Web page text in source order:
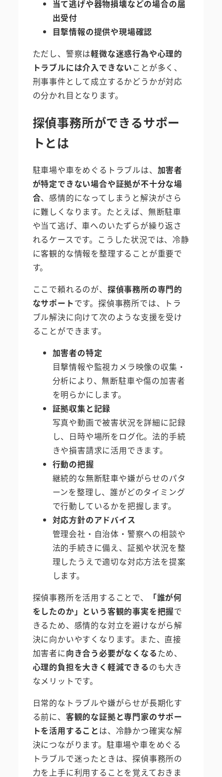
当て逃げや器物損壊などの場合の届
出受付
目撃情報の提供や現場確認
ただし、警察は軽微な迷惑行為や心理的
トラブルには介入できないことが多く、
刑事事件として成立するかどうかが対応
の分かれ目となります。
探偵事務所ができるサポー
トとは
駐車場や車をめぐるトラブルは、 加害者
が特定できない場合や証拠が不十分な場
合、感情的になってしまうと解決がさら
に難しくなります。たとえば、無断駐車
や当て逃げ、車へのいたずらが繰り返さ
れるケースです。こうした状況では、冷静
に客観的な情報を整理することが重要で
す。
ここで頼れるのが、 探偵事務所の専門的
なサポートです。探偵事務所では、トラ
ブル解決に向けて次のような支援を受け
ることができます。
加害者の特定
目撃情報や監視カメラ映像の収集・
分析により、無断駐車や傷の加害者
を明らかにします。
証拠収集と記録
写真や動画で被害状況を詳細に記録
し、日時や場所をログ化。法的手続
きや損害請求に活用できます。
行動の把握
継続的な無断駐車や嫌がらせのパタ
ーンを整理し、誰がどのタイミング
で行動しているかを把握します。
対応方針のアドバイス
管理会社・自治体・警察への相談や
法的手続きに備え、証拠や状況を整
理したうえで適切な対応方法を提案
します。
探偵事務所を活用することで、
「誰が何
をしたのか」という客観的事実を把握で
きるため、感情的な対立を避けながら解
決に向かいやすくなります。また、直接
加害者に向き合う必要がなくなるため、
心理的負担を大きく軽減できるのも大き
なメリットです。
日常的なトラブルや嫌がらせが長期化す
る前に、 客観的な証拠と専門家のサポー
トを活用することは、冷静かつ確実な解
決につながります。駐車場や車をめぐる
トラブルで迷ったときは、探偵事務所の
力を上手に利用することを覚えておきま